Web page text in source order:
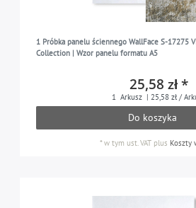
1 Próbka panelu ściennego WallFace S-17275
Collection | Wzor panelu formatu A5
25,58 zł *
1 Arkusz | 25,58 zł /
Do koszyka
*w tym ust. VATplus Koszty